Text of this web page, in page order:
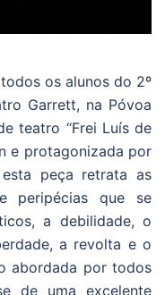
os alunos do 2º
Garrett, na Póvoa
teatro “Frei Luís de
e protagonizada por
peça retrata as
peripécias que se
a debilidade, o
a revolta e o
abordada por todos
de uma excelente